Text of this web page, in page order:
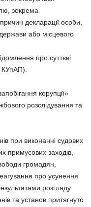
зокрема
декларації особи,
або місцевого
про суттєві
КУпАП).
корупції»
розслідування та
при вико­нанні судових
примусових заходів,
громадян,
про усу­нення
розгляду
та установ притягнуто